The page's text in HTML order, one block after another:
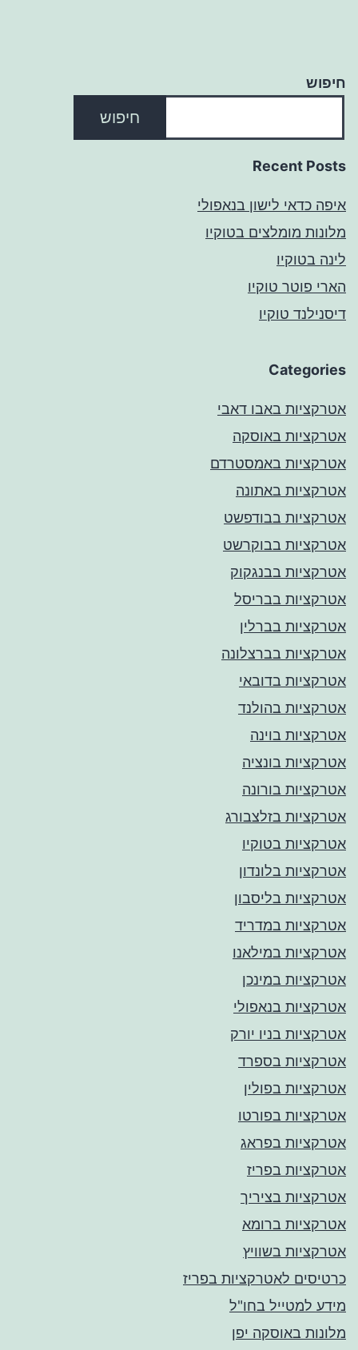
חיפוש
חיפוש
Recent Posts
איפה כדאי לישון בנאפולי
מלונות מומלצים בטוקיו
לינה בטוקיו
הארי פוטר טוקיו
דיסנילנד טוקיו
Categories
אטרקציות באבו דאבי
אטרקציות באוסקה
אטרקציות באמסטרדם
אטרקציות באתונה
אטרקציות בבודפשט
אטרקציות בבוקרשט
אטרקציות בבנגקוק
אטרקציות בבריסל
אטרקציות בברלין
אטרקציות בברצלונה
אטרקציות בדובאי
אטרקציות בהולנד
אטרקציות בוינה
אטרקציות בונציה
אטרקציות בורונה
אטרקציות בזלצבורג
אטרקציות בטוקיו
אטרקציות בלונדון
אטרקציות בליסבון
אטרקציות במדריד
אטרקציות במילאנו
אטרקציות במינכן
אטרקציות בנאפולי
אטרקציות בניו יורק
אטרקציות בספרד
אטרקציות בפולין
אטרקציות בפורטו
אטרקציות בפראג
אטרקציות בפריז
אטרקציות בציריך
אטרקציות ברומא
אטרקציות בשוויץ
כרטיסים לאטרקציות בפריז
מידע למטייל בחו"ל
מלונות באוסקה יפן